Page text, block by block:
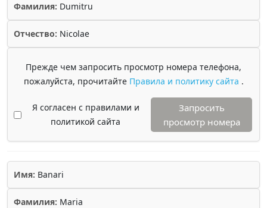
Фамилия: Dumitru
Отчество: Nicolae
Прежде чем запросить просмотр номера телефона,
пожалуйста, прочитайте Правила и политику сайта .
Я согласен с правилами и
политикой сайта
Запросить
просмотр номера
Имя: Banari
Фамилия: Maria